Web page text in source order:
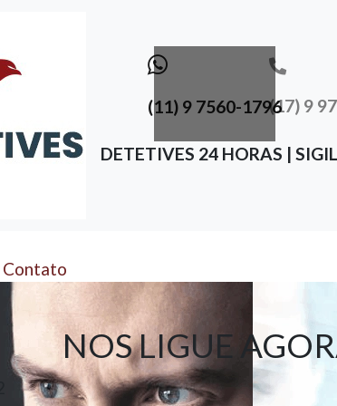
(11) 9 7560-1796(17) 9
DETETIVES 24 HORAS |
Contato
NOS LIGUE